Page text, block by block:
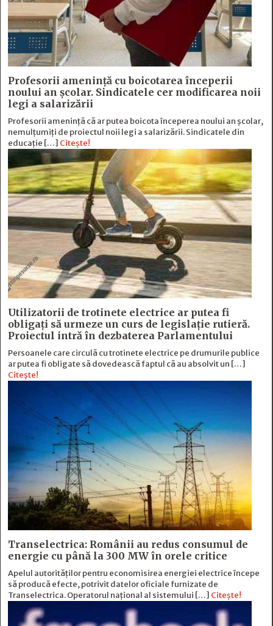
Profesorii amenință cu boicotarea începerii
noului an școlar. Sindicatele cer modificarea noii
legi a salarizării
Profesorii amenință că ar putea boicota începerea noului an școlar,
nemulțumiți de proiectul noii legi a salarizării. Sindicatele din
educație […] Citește!
Utilizatorii de trotinete electrice ar putea fi
obligați să urmeze un curs de legislație rutieră.
Proiectul intră în dezbaterea Parlamentului
Persoanele care circulă cu trotinete electrice pe drumurile publice
ar putea fi obligate să dovedească faptul că au absolvit un […]
Citește!
Transelectrica: Românii au redus consumul de
energie cu până la 300 MW în orele critice
Apelul autorităților pentru economisirea energiei electrice începe
să producă efecte, potrivit datelor oficiale furnizate de
Transelectrica. Operatorul național al sistemului […] Citește!